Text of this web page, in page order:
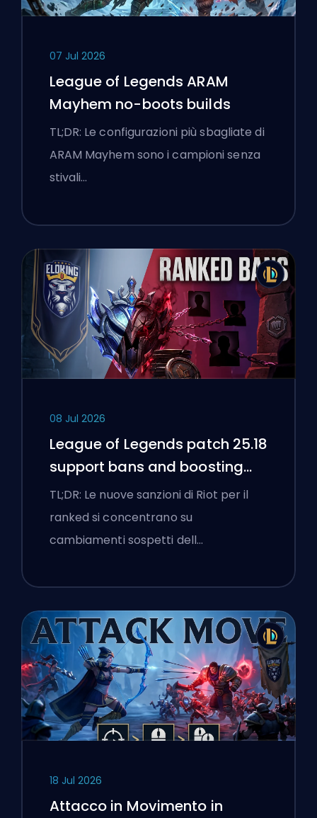
07 Jul 2026
League of Legends ARAM
Mayhem no-boots builds
TL;DR: Le configurazioni più sbagliate di
ARAM Mayhem sono i campioni senza
stivali…
08 Jul 2026
League of Legends patch 25.18
support bans and boosting
flags
TL;DR: Le nuove sanzioni di Riot per il
ranked si concentrano su
cambiamenti sospetti dell…
18 Jul 2026
Attacco in Movimento in